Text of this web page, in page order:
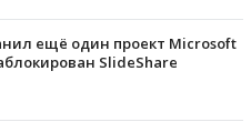
ещё один проект Microsoft
SlideShare